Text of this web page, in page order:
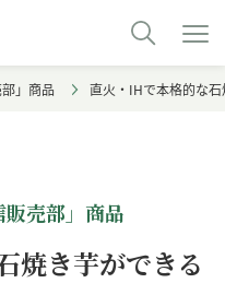
」商品 直火・IHで本格的な
売部」商品
焼き芋ができる